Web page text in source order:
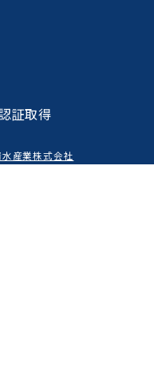
証取得
産業株式会社